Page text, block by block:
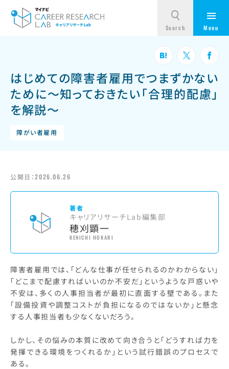
はじめての障害者雇用でつまずかない
ために～知っておきたい「合理的配慮」
を解説～
障がい者雇用
公開日：2026.06.26
著者
キャリアリサーチLab編集部
穂刈顕一
KENICHI HOKARI
障害者雇用では、「どんな仕事が任せられるのかわからない」
「どこまで配慮すればいいのか不安だ」というような戸惑いや
不安は、多くの人事担当者が最初に直面する壁である。また
「設備投資や調整コストが負担になるのではないか」と懸念
する人事担当者も少なくないだろう。
しかし、その悩みの本質に改めて向き合うと「どうすれば力を
発揮できる環境をつくれるか」という試行錯誤のプロセスで
ある。